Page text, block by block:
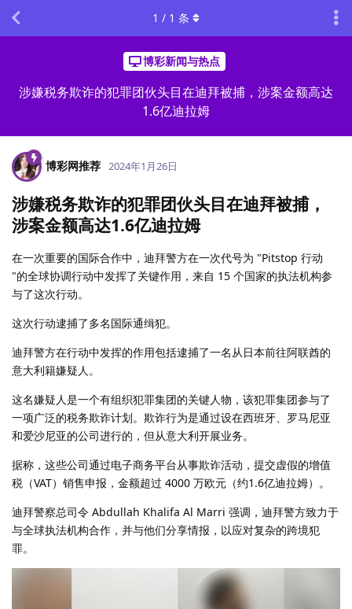
博彩新闻与热点
涉嫌税务欺诈的犯罪团伙头目在迪拜被捕，涉案金额高达
1.6亿迪拉姆
1 / 1 条
博彩网推荐 2024年1月26日
涉嫌税务欺诈的犯罪团伙头目在迪拜被捕，
涉案金额高达1.6亿迪拉姆
在一次重要的国际合作中，迪拜警方在一次代号为 "Pitstop 行动
"的全球协调行动中发挥了关键作用，来自 15 个国家的执法机构参
与了这次行动。
这次行动逮捕了多名国际通缉犯。
迪拜警方在行动中发挥的作用包括逮捕了一名从日本前往阿联酋的
意大利籍嫌疑人。
这名嫌疑人是一个有组织犯罪集团的关键人物，该犯罪集团参与了
一项广泛的税务欺诈计划。欺诈行为是通过设在西班牙、罗马尼亚
和爱沙尼亚的公司进行的，但从意大利开展业务。
据称，这些公司通过电子商务平台从事欺诈活动，提交虚假的增值
税（VAT）销售申报，金额超过 4000 万欧元（约1.6亿迪拉姆）。
迪拜警察总司令 Abdullah Khalifa Al Marri 强调，迪拜警方致力于
与全球执法机构合作，并与他们分享情报，以应对复杂的跨境犯
罪。